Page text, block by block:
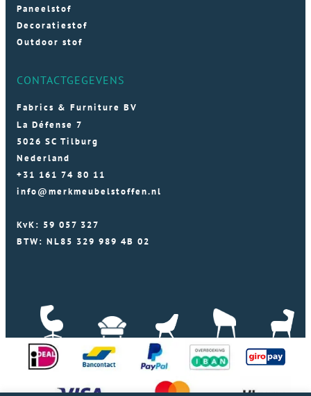
Paneelstof
Decoratiestof
Outdoor stof
CONTACTGEGEVENS
Fabrics & Furniture BV
La Défense 7
5026 SC Tilburg
Nederland
+31 161 74 80 11
info@merkmeubelstoffen.nl
KvK: 59 057 327
BTW: NL85 329 989 4B 02